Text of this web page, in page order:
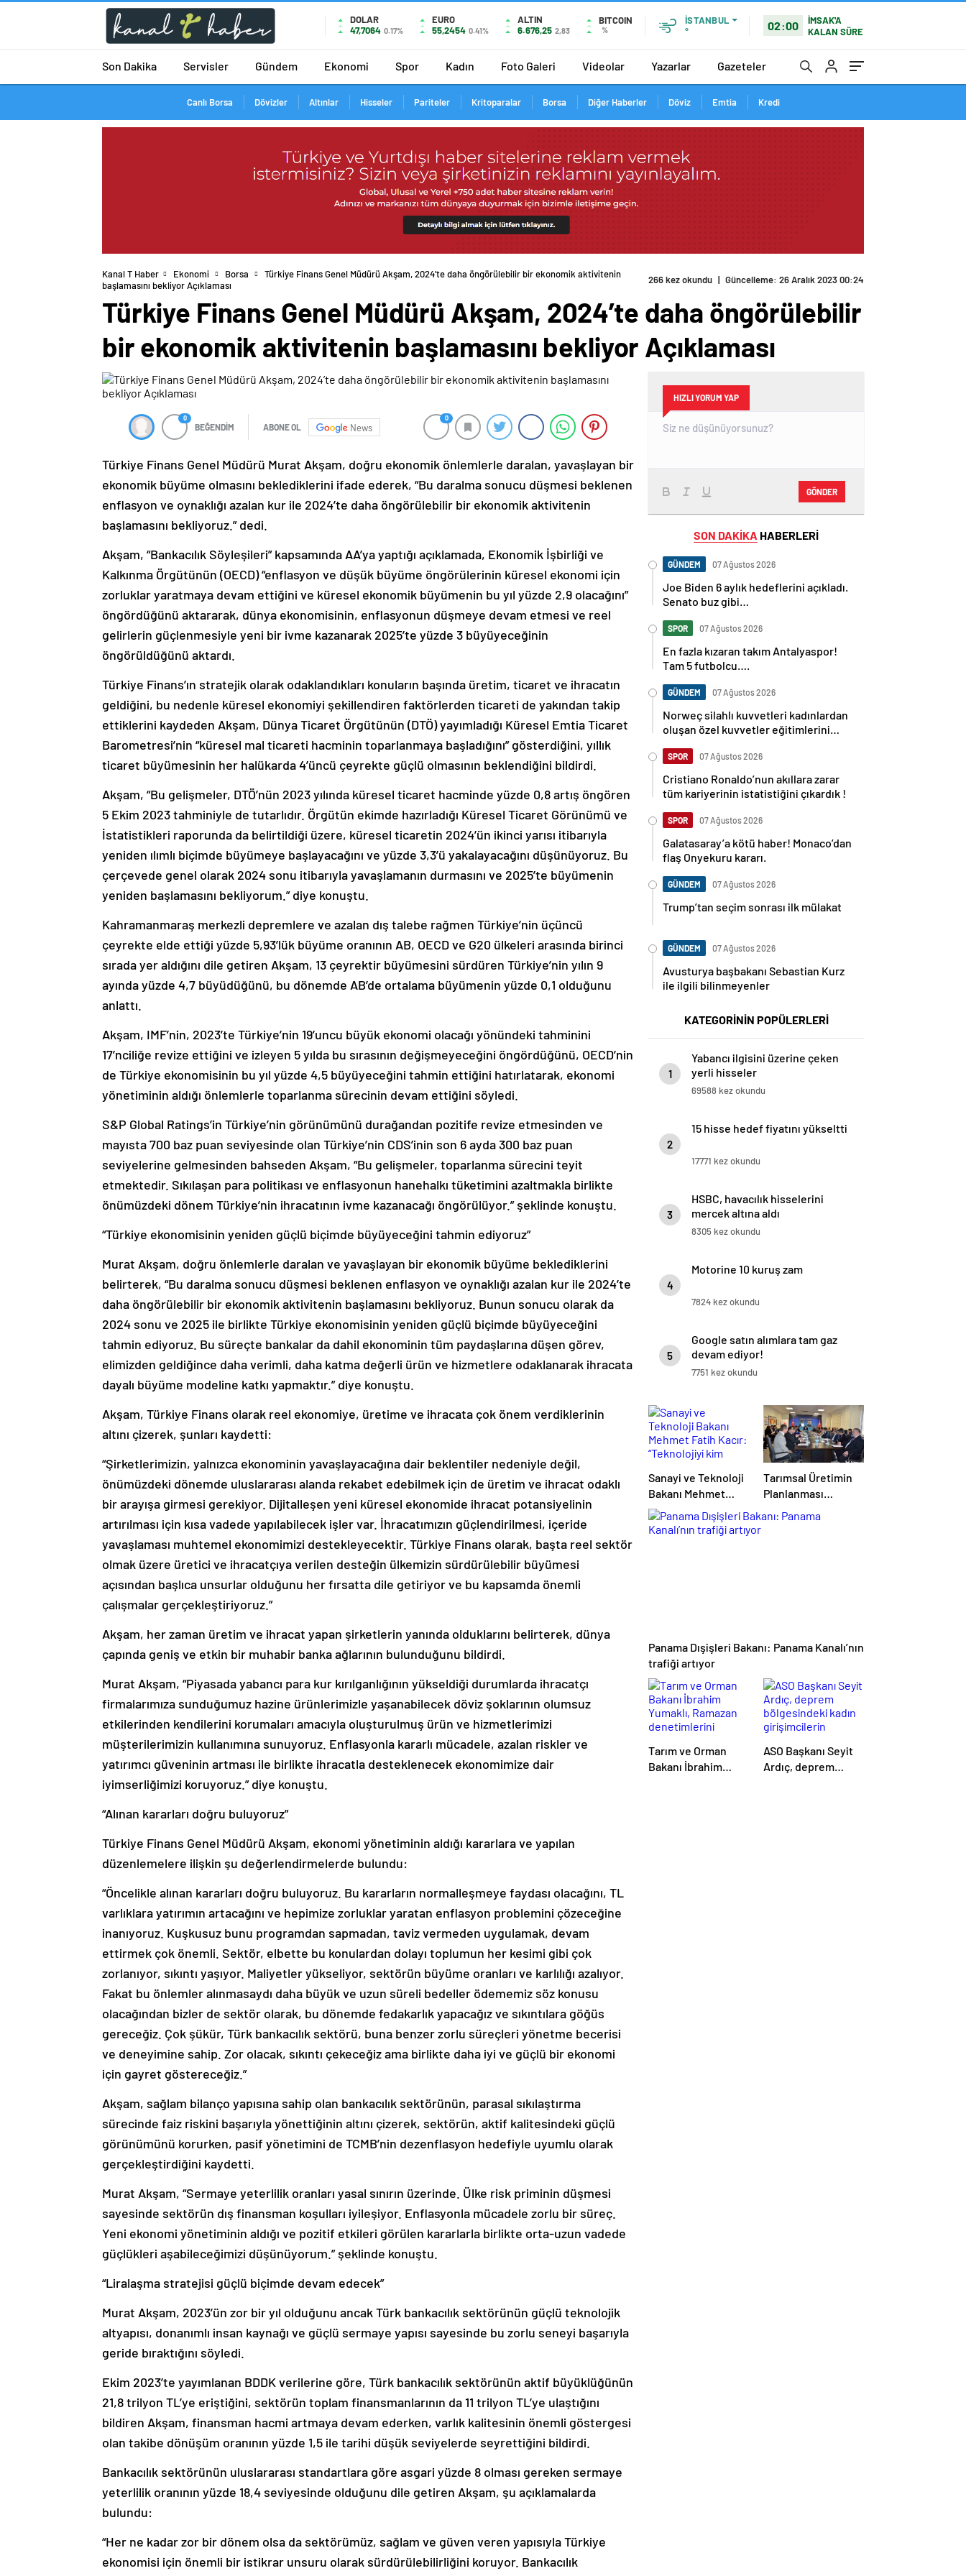
DOLAR
47,7064 0.17%
EURO
55,2454 0.41%
ALTIN
6.676,25 2,83
BITCOIN
%
İSTANBUL
°
02:00
İMSAK'A
KALAN SÜRE
Son Dakika Servisler Gündem Ekonomi Spor Kadın Foto Galeri Videolar Yazarlar Gazeteler
Canlı Borsa Dövizler Altınlar Hisseler Pariteler Kritoparalar Borsa Diğer Haberler Döviz Emtia Kredi
Kanal T Haber Ekonomi Borsa
Türkiye Finans Genel Müdürü Akşam, 2024’te daha öngörülebilir bir ekonomik aktivitenin
başlamasını bekliyor Açıklaması
266 kez okundu | Güncelleme: 26 Aralık 2023 00:24
Türkiye Finans Genel Müdürü Akşam, 2024’te daha öngörülebilir
bir ekonomik aktivitenin başlamasını bekliyor Açıklaması
0
BEĞENDİM ABONE OL News
0
Türkiye Finans Genel Müdürü Murat Akşam, doğru ekonomik önlemlerle daralan, yavaşlayan bir
ekonomik büyüme olmasını beklediklerini ifade ederek, “Bu daralma sonucu düşmesi beklenen
enflasyon ve oynaklığı azalan kur ile 2024’te daha öngörülebilir bir ekonomik aktivitenin
başlamasını bekliyoruz.” dedi.
Akşam, “Bankacılık Söyleşileri” kapsamında AA’ya yaptığı açıklamada, Ekonomik İşbirliği ve
Kalkınma Örgütünün (OECD) “enflasyon ve düşük büyüme öngörülerinin küresel ekonomi için
zorluklar yaratmaya devam ettiğini ve küresel ekonomik büyümenin bu yıl yüzde 2,9 olacağını”
öngördüğünü aktararak, dünya ekonomisinin, enflasyonun düşmeye devam etmesi ve reel
gelirlerin güçlenmesiyle yeni bir ivme kazanarak 2025’te yüzde 3 büyüyeceğinin
öngörüldüğünü aktardı.
Türkiye Finans’ın stratejik olarak odaklandıkları konuların başında üretim, ticaret ve ihracatın
geldiğini, bu nedenle küresel ekonomiyi şekillendiren faktörlerden ticareti de yakından takip
ettiklerini kaydeden Akşam, Dünya Ticaret Örgütünün (DTÖ) yayımladığı Küresel Emtia Ticaret
Barometresi’nin “küresel mal ticareti hacminin toparlanmaya başladığını” gösterdiğini, yıllık
ticaret büyümesinin her halükarda 4’üncü çeyrekte güçlü olmasının beklendiğini bildirdi.
Akşam, “Bu gelişmeler, DTÖ’nün 2023 yılında küresel ticaret hacminde yüzde 0,8 artış öngören
5 Ekim 2023 tahminiyle de tutarlıdır. Örgütün ekimde hazırladığı Küresel Ticaret Görünümü ve
İstatistikleri raporunda da belirtildiği üzere, küresel ticaretin 2024’ün ikinci yarısı itibarıyla
yeniden ılımlı biçimde büyümeye başlayacağını ve yüzde 3,3’ü yakalayacağını düşünüyoruz. Bu
çerçevede genel olarak 2024 sonu itibarıyla yavaşlamanın durmasını ve 2025’te büyümenin
yeniden başlamasını bekliyorum.” diye konuştu.
Kahramanmaraş merkezli depremlere ve azalan dış talebe rağmen Türkiye’nin üçüncü
çeyrekte elde ettiği yüzde 5,93’lük büyüme oranının AB, OECD ve G20 ülkeleri arasında birinci
sırada yer aldığını dile getiren Akşam, 13 çeyrektir büyümesini sürdüren Türkiye’nin yılın 9
ayında yüzde 4,7 büyüdüğünü, bu dönemde AB’de ortalama büyümenin yüzde 0,1 olduğunu
anlattı.
Akşam, IMF’nin, 2023’te Türkiye’nin 19’uncu büyük ekonomi olacağı yönündeki tahminini
17’nciliğe revize ettiğini ve izleyen 5 yılda bu sırasının değişmeyeceğini öngördüğünü, OECD’nin
de Türkiye ekonomisinin bu yıl yüzde 4,5 büyüyeceğini tahmin ettiğini hatırlatarak, ekonomi
yönetiminin aldığı önlemlerle toparlanma sürecinin devam ettiğini söyledi.
S&P Global Ratings’in Türkiye’nin görünümünü durağandan pozitife revize etmesinden ve
mayısta 700 baz puan seviyesinde olan Türkiye’nin CDS’inin son 6 ayda 300 baz puan
seviyelerine gelmesinden bahseden Akşam, “Bu gelişmeler, toparlanma sürecini teyit
etmektedir. Sıkılaşan para politikası ve enflasyonun hanehalkı tüketimini azaltmakla birlikte
önümüzdeki dönem Türkiye’nin ihracatının ivme kazanacağı öngörülüyor.” şeklinde konuştu.
“Türkiye ekonomisinin yeniden güçlü biçimde büyüyeceğini tahmin ediyoruz”
Murat Akşam, doğru önlemlerle daralan ve yavaşlayan bir ekonomik büyüme beklediklerini
belirterek, “Bu daralma sonucu düşmesi beklenen enflasyon ve oynaklığı azalan kur ile 2024’te
daha öngörülebilir bir ekonomik aktivitenin başlamasını bekliyoruz. Bunun sonucu olarak da
2024 sonu ve 2025 ile birlikte Türkiye ekonomisinin yeniden güçlü biçimde büyüyeceğini
tahmin ediyoruz. Bu süreçte bankalar da dahil ekonominin tüm paydaşlarına düşen görev,
elimizden geldiğince daha verimli, daha katma değerli ürün ve hizmetlere odaklanarak ihracata
dayalı büyüme modeline katkı yapmaktır.” diye konuştu.
Akşam, Türkiye Finans olarak reel ekonomiye, üretime ve ihracata çok önem verdiklerinin
altını çizerek, şunları kaydetti:
“Şirketlerimizin, yalnızca ekonominin yavaşlayacağına dair beklentiler nedeniyle değil,
önümüzdeki dönemde uluslararası alanda rekabet edebilmek için de üretim ve ihracat odaklı
bir arayışa girmesi gerekiyor. Dijitalleşen yeni küresel ekonomide ihracat potansiyelinin
artırılması için kısa vadede yapılabilecek işler var. İhracatımızın güçlendirilmesi, içeride
yavaşlaması muhtemel ekonomimizi destekleyecektir. Türkiye Finans olarak, başta reel sektör
olmak üzere üretici ve ihracatçıya verilen desteğin ülkemizin sürdürülebilir büyümesi
açısından başlıca unsurlar olduğunu her fırsatta dile getiriyor ve bu kapsamda önemli
çalışmalar gerçekleştiriyoruz.”
Akşam, her zaman üretim ve ihracat yapan şirketlerin yanında olduklarını belirterek, dünya
çapında geniş ve etkin bir muhabir banka ağlarının bulunduğunu bildirdi.
Murat Akşam, “Piyasada yabancı para kur kırılganlığının yükseldiği durumlarda ihracatçı
firmalarımıza sunduğumuz hazine ürünlerimizle yaşanabilecek döviz şoklarının olumsuz
etkilerinden kendilerini korumaları amacıyla oluşturulmuş ürün ve hizmetlerimizi
müşterilerimizin kullanımına sunuyoruz. Enflasyonla kararlı mücadele, azalan riskler ve
yatırımcı güveninin artması ile birlikte ihracatla desteklenecek ekonomimize dair
iyimserliğimizi koruyoruz.” diye konuştu.
“Alınan kararları doğru buluyoruz”
Türkiye Finans Genel Müdürü Akşam, ekonomi yönetiminin aldığı kararlara ve yapılan
düzenlemelere ilişkin şu değerlendirmelerde bulundu:
“Öncelikle alınan kararları doğru buluyoruz. Bu kararların normalleşmeye faydası olacağını, TL
varlıklara yatırımın artacağını ve hepimize zorluklar yaratan enflasyon problemini çözeceğine
inanıyoruz. Kuşkusuz bunu programdan sapmadan, taviz vermeden uygulamak, devam
ettirmek çok önemli. Sektör, elbette bu konulardan dolayı toplumun her kesimi gibi çok
zorlanıyor, sıkıntı yaşıyor. Maliyetler yükseliyor, sektörün büyüme oranları ve karlılığı azalıyor.
Fakat bu önlemler alınmasaydı daha büyük ve uzun süreli bedeller ödememiz söz konusu
olacağından bizler de sektör olarak, bu dönemde fedakarlık yapacağız ve sıkıntılara göğüs
gereceğiz. Çok şükür, Türk bankacılık sektörü, buna benzer zorlu süreçleri yönetme becerisi
ve deneyimine sahip. Zor olacak, sıkıntı çekeceğiz ama birlikte daha iyi ve güçlü bir ekonomi
için gayret göstereceğiz.”
Akşam, sağlam bilanço yapısına sahip olan bankacılık sektörünün, parasal sıkılaştırma
sürecinde faiz riskini başarıyla yönettiğinin altını çizerek, sektörün, aktif kalitesindeki güçlü
görünümünü korurken, pasif yönetimini de TCMB’nin dezenflasyon hedefiyle uyumlu olarak
gerçekleştirdiğini kaydetti.
Murat Akşam, “Sermaye yeterlilik oranları yasal sınırın üzerinde. Ülke risk priminin düşmesi
sayesinde sektörün dış finansman koşulları iyileşiyor. Enflasyonla mücadele zorlu bir süreç.
Yeni ekonomi yönetiminin aldığı ve pozitif etkileri görülen kararlarla birlikte orta-uzun vadede
güçlükleri aşabileceğimizi düşünüyorum.” şeklinde konuştu.
“Liralaşma stratejisi güçlü biçimde devam edecek”
Murat Akşam, 2023’ün zor bir yıl olduğunu ancak Türk bankacılık sektörünün güçlü teknolojik
altyapısı, donanımlı insan kaynağı ve güçlü sermaye yapısı sayesinde bu zorlu seneyi başarıyla
geride bıraktığını söyledi.
Ekim 2023’te yayımlanan BDDK verilerine göre, Türk bankacılık sektörünün aktif büyüklüğünün
21,8 trilyon TL’ye eriştiğini, sektörün toplam finansmanlarının da 11 trilyon TL’ye ulaştığını
bildiren Akşam, finansman hacmi artmaya devam ederken, varlık kalitesinin önemli göstergesi
olan takibe dönüşüm oranının yüzde 1,5 ile tarihi düşük seviyelerde seyrettiğini bildirdi.
Bankacılık sektörünün uluslararası standartlara göre asgari yüzde 8 olması gereken sermaye
yeterlilik oranının yüzde 18,4 seviyesinde olduğunu dile getiren Akşam, şu açıklamalarda
bulundu:
“Her ne kadar zor bir dönem olsa da sektörümüz, sağlam ve güven veren yapısıyla Türkiye
ekonomisi için önemli bir istikrar unsuru olarak sürdürülebilirliğini koruyor. Bankacılık
HIZLI YORUM YAP
GÖNDER
SON DAKİKA HABERLERİ
GÜNDEM 07 Ağustos 2026
Joe Biden 6 aylık hedeflerini açıkladı.
Senato buz gibi…
SPOR 07 Ağustos 2026
En fazla kızaran takım Antalyaspor!
Tam 5 futbolcu….
GÜNDEM 07 Ağustos 2026
Norweç silahlı kuvvetleri kadınlardan
oluşan özel kuvvetler eğitimlerini
SPOR 07 Ağustos 2026
Cristiano Ronaldo’nun akıllara zarar
tüm kariyerinin istatistiğini çıkardık !
SPOR 07 Ağustos 2026
Galatasaray’a kötü haber! Monaco’dan
flaş Onyekuru kararı.
GÜNDEM 07 Ağustos 2026
Trump’tan seçim sonrası ilk mülakat
GÜNDEM 07 Ağustos 2026
Avusturya başbakanı Sebastian Kurz
ile ilgili bilinmeyenler
KATEGORİNİN POPÜLERLERİ
1
Yabancı ilgisini üzerine çeken
yerli hisseler
69588 kez okundu
2
15 hisse hedef fiyatını yükseltti
17771 kez okundu
3
HSBC, havacılık hisselerini
mercek altına aldı
8305 kez okundu
4
Motorine 10 kuruş zam
7824 kez okundu
5
Google satın alımlara tam gaz
devam ediyor!
7751 kez okundu
Sanayi ve Teknoloji
Bakanı Mehmet
Fatih Kacır:
“Teknolojiyi kim
Tarımsal Üretimin
Planlanması
Toplantısı
Panama Dışişleri Bakanı: Panama Kanalı’nın
trafiği artıyor
Tarım ve Orman
Bakanı İbrahim
ASO Başkanı Seyit
Ardıç, deprem